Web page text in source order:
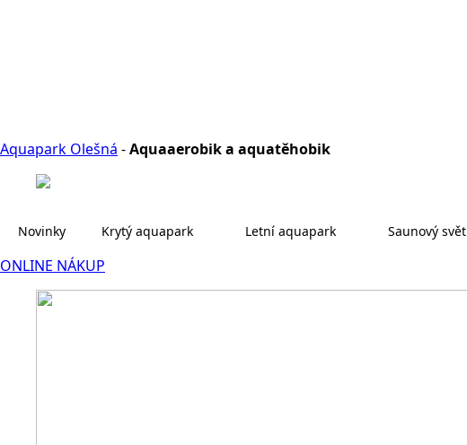
Aquapark Olešná -Aquaaerobik a aquatěhobik
Novinky Krytý aquapark Letní aquapark Saunový svět
ONLINE NÁKUP